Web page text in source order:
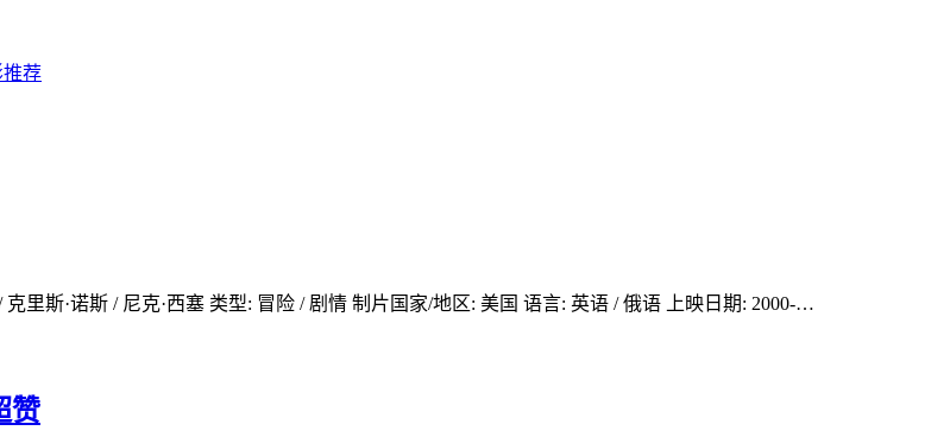
荐
里斯·诺斯 / 尼克·西塞 类型: 冒险 / 剧情 制片国家/地区: 美国 语言: 英语 / 俄语 上映日期: 2000-…
赞